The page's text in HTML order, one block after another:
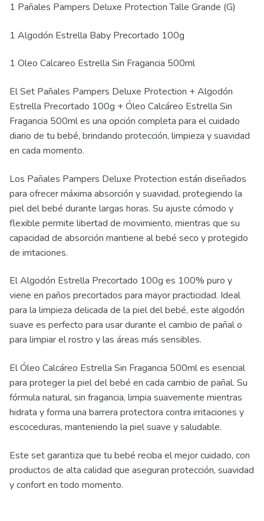
1 Pañales Pampers Deluxe Protection Talle Grande (G)
1 Algodón Estrella Baby Precortado 100g
1 Oleo Calcareo Estrella Sin Fragancia 500ml
El Set Pañales Pampers Deluxe Protection + Algodón
Estrella Precortado 100g + Óleo Calcáreo Estrella Sin
Fragancia 500ml es una opción completa para el cuidado
diario de tu bebé, brindando protección, limpieza y suavidad
en cada momento.
Los Pañales Pampers Deluxe Protection están diseñados
para ofrecer máxima absorción y suavidad, protegiendo la
piel del bebé durante largas horas. Su ajuste cómodo y
flexible permite libertad de movimiento, mientras que su
capacidad de absorción mantiene al bebé seco y protegido
de irritaciones.
El Algodón Estrella Precortado 100g es 100% puro y
viene en paños precortados para mayor practicidad. Ideal
para la limpieza delicada de la piel del bebé, este algodón
suave es perfecto para usar durante el cambio de pañal o
para limpiar el rostro y las áreas más sensibles.
El Óleo Calcáreo Estrella Sin Fragancia 500ml es esencial
para proteger la piel del bebé en cada cambio de pañal. Su
fórmula natural, sin fragancia, limpia suavemente mientras
hidrata y forma una barrera protectora contra irritaciones y
escoceduras, manteniendo la piel suave y saludable.
Este set garantiza que tu bebé reciba el mejor cuidado, con
productos de alta calidad que aseguran protección, suavidad
y confort en todo momento.